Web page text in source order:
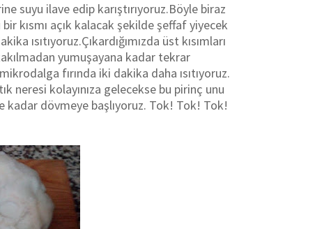
suyu ilave edip karıştırıyoruz.Böyle biraz
bir kısmı açık kalacak şekilde şeffaf yiyecek
ısıtıyoruz.Çıkardığımızda üst kısımları
yumuşayana kadar tekrar
fırında iki dakika daha ısıtıyoruz.
neresi kolayınıza gelecekse bu pirinç unu
kadar dövmeye başlıyoruz. Tok! Tok! Tok!